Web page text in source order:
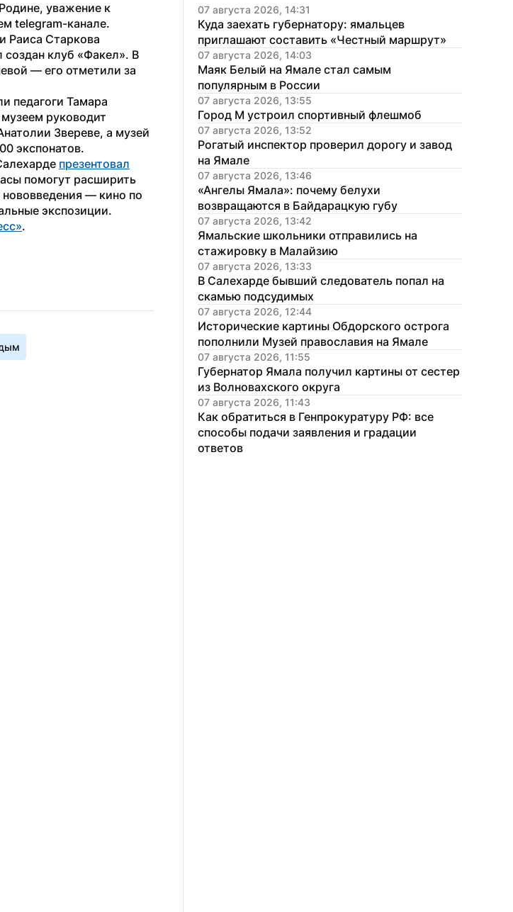
уважение к
telegram-канале.
Раиса Старкова
создан клуб «Факел». В
— его отметили за
педагоги Тамара
руководит
Звереве, а музей
экспонатов.
презентовал
помогут расширить
— кино по
экспозиции.
.
07 августа 2026, 14:31
Куда заехать губернатору: ямальцев
приглашают составить «Честный маршрут»
07 августа 2026, 14:03
Маяк Белый на Ямале стал самым
популярным в России
07 августа 2026, 13:55
Город М устроил спортивный флешмоб
07 августа 2026, 13:52
Рогатый инспектор проверил дорогу и завод
на Ямале
07 августа 2026, 13:46
«Ангелы Ямала»: почему белухи
возвращаются в Байдарацкую губу
07 августа 2026, 13:42
Ямальские школьники отправились на
стажировку в Малайзию
07 августа 2026, 13:33
В Салехарде бывший следователь попал на
скамью подсудимых
07 августа 2026, 12:44
Исторические картины Обдорского острога
пополнили Музей православия на Ямале
07 августа 2026, 11:55
Губернатор Ямала получил картины от сестер
из Волновахского округа
07 августа 2026, 11:43
Как обратиться в Генпрокуратуру РФ: все
способы подачи заявления и градации
ответов